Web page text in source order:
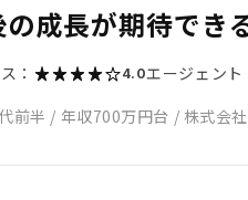
成長が期待でき
： 4.0エージェント
前半 / 年収700万円台 / 株式会